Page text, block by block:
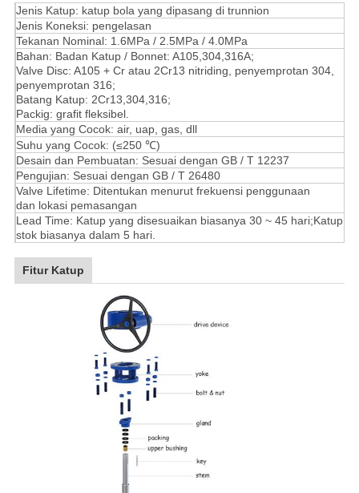
Jenis Katup: katup bola yang dipasang di trunnion
Jenis Koneksi: pengelasan
Tekanan Nominal: 1.6MPa / 2.5MPa / 4.0MPa
Bahan: Badan Katup / Bonnet: A105,304,316A;
Valve Disc: A105 + Cr atau 2Cr13 nitriding, penyemprotan 304,
penyemprotan 316;
Batang Katup: 2Cr13,304,316;
Packig: grafit fleksibel.
Media yang Cocok: air, uap, gas, dll
Suhu yang Cocok: (≤250 ℃)
Desain dan Pembuatan: Sesuai dengan GB / T 12237
Pengujian: Sesuai dengan GB / T 26480
Valve Lifetime: Ditentukan menurut frekuensi penggunaan
dan lokasi pemasangan
Lead Time: Katup yang disesuaikan biasanya 30 ~ 45 hari;Katup
stok biasanya dalam 5 hari.
Fitur Katup